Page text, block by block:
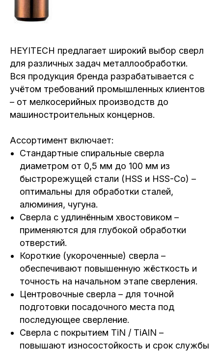
HEYITECH предлагает широкий выбор сверл
для различных задач металлообработки.
Вся продукция бренда разрабатывается с
учётом требований промышленных клиентов
– от мелкосерийных производств до
машиностроительных концернов.
Ассортимент включает:
Стандартные спиральные сверла
диаметром от 0,5 мм до 100 мм из
быстрорежущей стали (HSS и HSS-Co) –
оптимальны для обработки сталей,
алюминия, чугуна.
Сверла с удлинённым хвостовиком –
применяются для глубокой обработки
отверстий.
Короткие (укороченные) сверла –
обеспечивают повышенную жёсткость и
точность на начальном этапе сверления.
Центровочные сверла – для точной
подготовки посадочного места под
последующее сверление.
Сверла с покрытием TiN / TiAlN –
повышают износостойкость и срок службы